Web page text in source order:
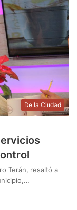
De la Ciudad
Terán, resaltó a